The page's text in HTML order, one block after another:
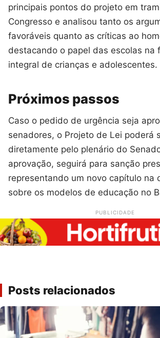
principais pontos do projeto em
Congresso e analisou tanto os
favoráveis quanto as críticas ao
destacando o papel das escolas na
integral de crianças e adolescentes.
Próximos passos
Caso o pedido de urgência seja
senadores, o Projeto de Lei poderá
diretamente pelo plenário do
aprovação, seguirá para sanção
representando um novo capítulo na
sobre os modelos de educação no
PUBLICIDADE
Posts relacionados